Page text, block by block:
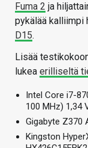
Fuma 2 ja
pykälää kalliimpi
D15.
Lisää
lukea erilliseltä
Intel Core i7-
100 MHz) 1,34
Gigabyte Z370
Kingston